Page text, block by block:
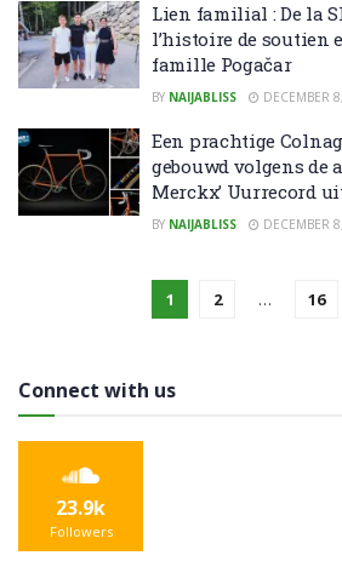
Lien familial : De la
l’histoire de soutien
famille Pogačar
BY NAIJABLISS DECEMBER
Een prachtige
gebouwd volgens de
Merckx’ Uurrecord
BY NAIJABLISS DECEMBER
1 2 … 16
Connect with us
23.9k
Followers